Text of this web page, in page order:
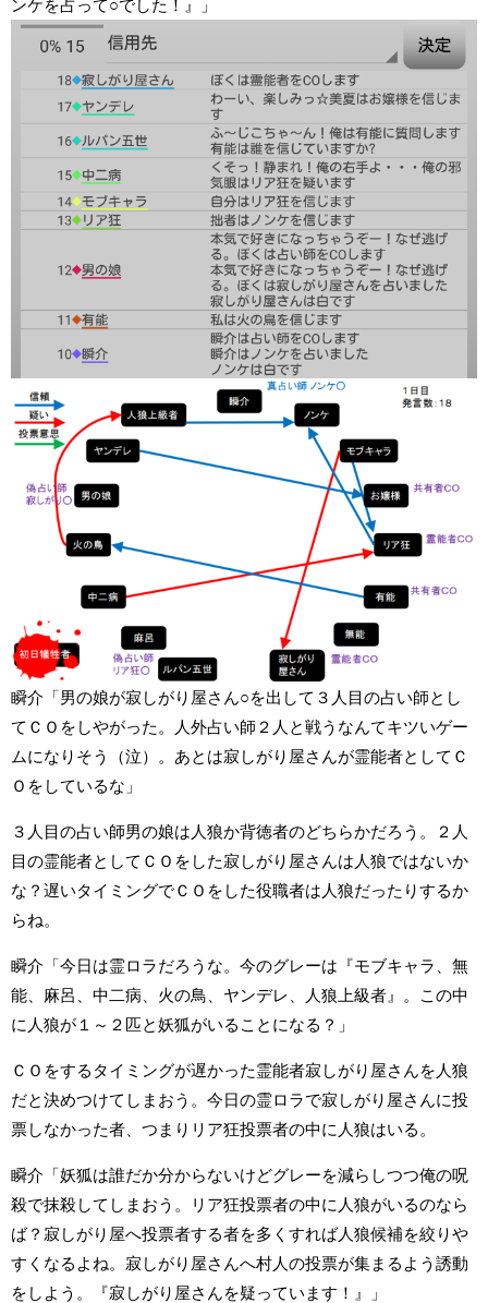
ンケを占って○でした！』」
瞬介「男の娘が寂しがり屋さん○を出して３人目の占い師とし
てＣＯをしやがった。人外占い師２人と戦うなんてキツいゲー
ムになりそう（泣）。あとは寂しがり屋さんが霊能者としてＣ
Ｏをしているな」
３人目の占い師男の娘は人狼か背徳者のどちらかだろう。２人
目の霊能者としてＣＯをした寂しがり屋さんは人狼ではないか
な？遅いタイミングでＣＯをした役職者は人狼だったりするか
らね。
瞬介「今日は霊ロラだろうな。今のグレーは『モブキャラ、無
能、麻呂、中二病、火の鳥、ヤンデレ、人狼上級者』。この中
に人狼が１～２匹と妖狐がいることになる？」
ＣＯをするタイミングが遅かった霊能者寂しがり屋さんを人狼
だと決めつけてしまおう。今日の霊ロラで寂しがり屋さんに投
票しなかった者、つまりリア狂投票者の中に人狼はいる。
瞬介「妖狐は誰だか分からないけどグレーを減らしつつ俺の呪
殺で抹殺してしまおう。リア狂投票者の中に人狼がいるのなら
ば？寂しがり屋へ投票者する者を多くすれば人狼候補を絞りや
すくなるよね。寂しがり屋さんへ村人の投票が集まるよう誘動
をしよう。『寂しがり屋さんを疑っています！』」